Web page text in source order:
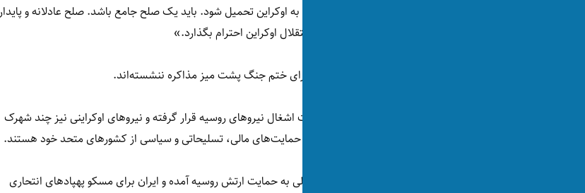
«مذاکره برای ختم جنگ، نباید صلحی باشد که به اوکراین تحمیل شود. باید یک صلح جامع باشد. صلح عادلانه و پایدار
مبتنی بر قوانین بین‌المللی که به حاکمیت و استقلال اوکراین احترام بگذارد.»
این در حالی است که تا هنوز روسیه و اوکراین برای ختم جنگ پشت میز مذاکره ننشسته‌اند.
در حالی که هزاران کیلومتر از خاک اوکراین تحت اشغال نیروهای روسیه قرار گرفته و نیروهای اوکراینی نیز چند شهرک
روسیه را تصرف کرده، دو طرف در حال دریافت حمایت‌های مالی، تسلیحاتی و سیاسی از کشورهای متحد خود هستند.
گزارش‌هایی وجود دارد که نیروهای کوریای شمالی به حمایت ارتش روسیه آمده‌ و ایران برای مسکو پهپادهای انتحاری